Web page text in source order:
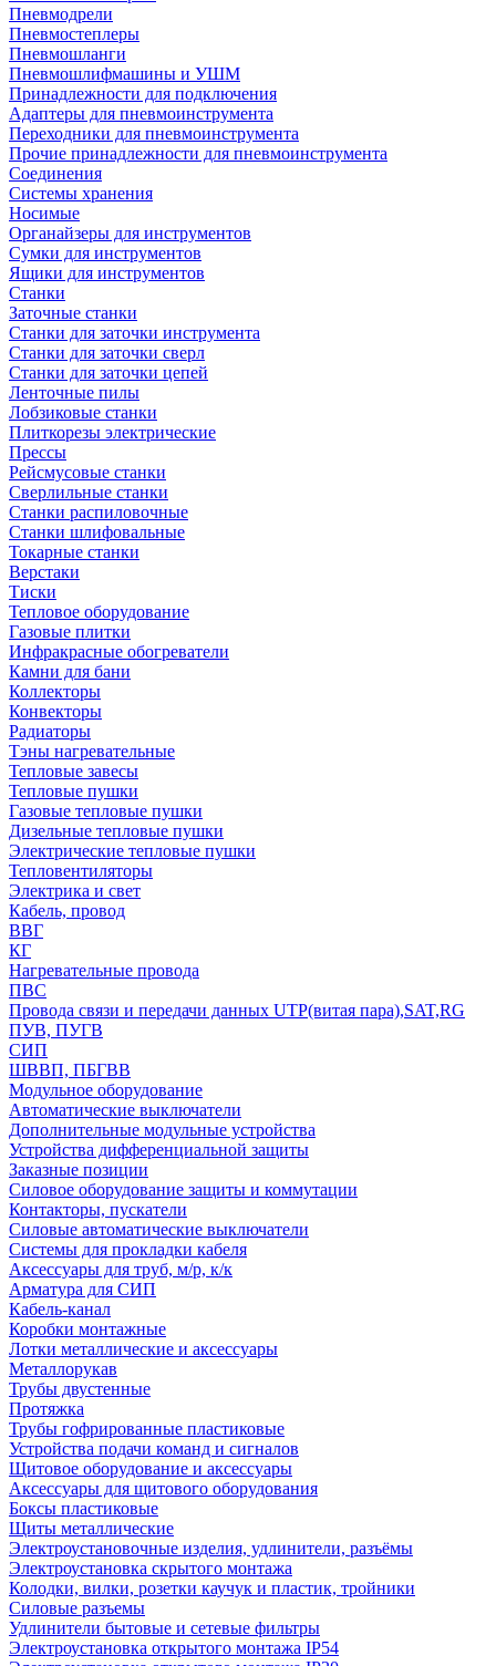
Пневмодрели
Пневмостеплеры
Пневмошланги
Пневмошлифмашины и УШМ
Принадлежности для подключения
Адаптеры для пневмоинструмента
Переходники для пневмоинструмента
Прочие принадлежности для пневмоинструмента
Соединения
Системы хранения
Носимые
Органайзеры для инструментов
Сумки для инструментов
Ящики для инструментов
Станки
Заточные станки
Станки для заточки инструмента
Станки для заточки сверл
Станки для заточки цепей
Ленточные пилы
Лобзиковые станки
Плиткорезы электрические
Прессы
Рейсмусовые станки
Сверлильные станки
Станки распиловочные
Станки шлифовальные
Токарные станки
Верстаки
Тиски
Тепловое оборудование
Газовые плитки
Инфракрасные обогреватели
Камни для бани
Коллекторы
Конвекторы
Радиаторы
Тэны нагревательные
Тепловые завесы
Тепловые пушки
Газовые тепловые пушки
Дизельные тепловые пушки
Электрические тепловые пушки
Тепловентиляторы
Электрика и свет
Кабель, провод
ВВГ
КГ
Нагревательные провода
ПВС
Провода связи и передачи данных UTP(витая пара),SAT,RG
ПУВ, ПУГВ
СИП
ШВВП, ПБГВВ
Модульное оборудование
Автоматические выключатели
Дополнительные модульные устройства
Устройства дифференциальной защиты
Заказные позиции
Силовое оборудование защиты и коммутации
Контакторы, пускатели
Силовые автоматические выключатели
Системы для прокладки кабеля
Аксессуары для труб, м/р, к/к
Арматура для СИП
Кабель-канал
Коробки монтажные
Лотки металлические и аксессуары
Металлорукав
Трубы двустенные
Протяжка
Трубы гофрированные пластиковые
Устройства подачи команд и сигналов
Щитовое оборудование и аксессуары
Аксессуары для щитового оборудования
Боксы пластиковые
Щиты металлические
Электроустановочные изделия, удлинители, разъёмы
Электроустановка скрытого монтажа
Колодки, вилки, розетки каучук и пластик, тройники
Силовые разъемы
Удлинители бытовые и сетевые фильтры
Электроустановка открытого монтажа IP54